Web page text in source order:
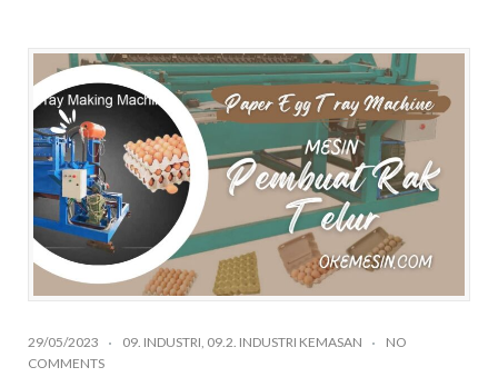
29/05/2023 09. INDUSTRI 09.2. INDUSTRI KEMASAN
NO
COMMENTS